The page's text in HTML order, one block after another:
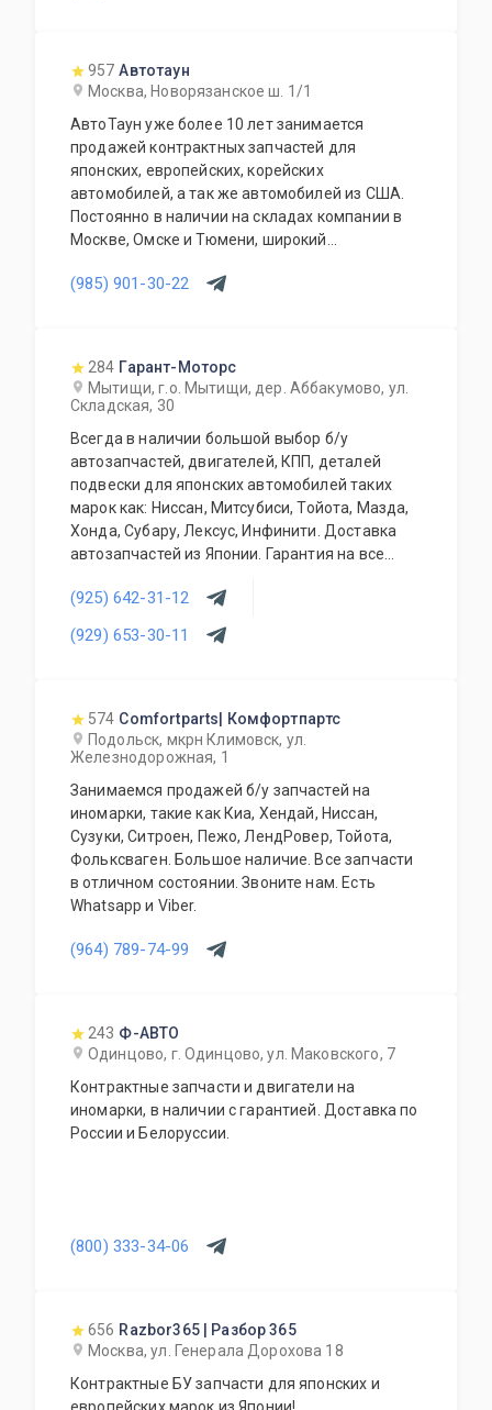
957 Автотаун
Москва, Новорязанское ш. 1/1
АвтоТаун уже более 10 лет занимается
продажей контрактных запчастей для
японских, европейских, корейских
автомобилей, а так же автомобилей из США.
Постоянно в наличии на складах компании в
Москве, Омске и Тюмени, широкий
более 150000 наименований. Все запчасти,
(985) 901-30-22
284 Гарант-Моторс
Мытищи, г.о. Мытищи, дер. Аббакумово, ул.
Складская, 30
Всегда в наличии большой выбор б/у
автозапчастей, двигателей, КПП, деталей
подвески для японских автомобилей таких
марок как: Ниссан, Митсубиси, Тойота, Мазда,
Хонда, Субару, Лексус, Инфинити. Доставка
автозапчастей из Японии. Гарантия на все
(925) 642-31-12
(929) 653-30-11
574 Comfortparts| Комфортпартс
Подольск, мкрн Климовск, ул.
Железнодорожная, 1
Занимаемся продажей б/у запчастей на
иномарки, такие как Киа, Хендай, Ниссан,
Сузуки, Ситроен, Пежо, ЛендРовер, Тойота,
Фольксваген. Большое наличие. Все запчасти
в отличном состоянии. Звоните нам. Есть
Whatsapp и Viber.
(964) 789-74-99
243 Ф-АВТО
Одинцово, г. Одинцово, ул. Маковского, 7
Контрактные запчасти и двигатели на
иномарки, в наличии с гарантией. Доставка по
России и Белоруссии.
(800) 333-34-06
656 Razbor365 | Разбор 365
Москва, ул. Генерала Дорохова 18
Контрактные БУ запчасти для японских и